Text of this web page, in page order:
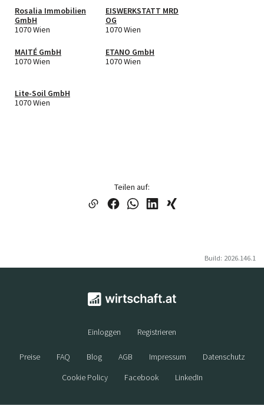
Rosalia Immobilien
GmbH
1070 Wien
EISWERKSTATT MRD
OG
1070 Wien
MAITÉ GmbH
1070 Wien
ETANO GmbH
1070 Wien
Lite-Soil GmbH
1070 Wien
Teilen auf:
Build: 2026.146.1
Einloggen Registrieren
Preise FAQ Blog AGB Impressum
Datenschutz
Cookie Policy
Facebook LinkedIn